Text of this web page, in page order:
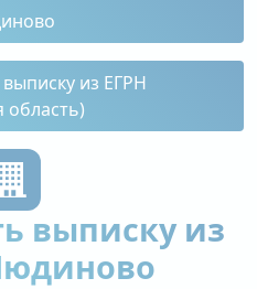
из ЕГРН
выписку из